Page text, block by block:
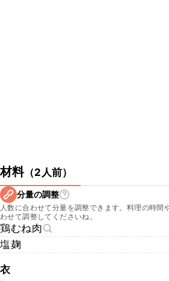
材料（2人前）
分量の調整
人数に合わせて分量を調整できます。料理の時間
わせて調整してくださいね。
鶏むね肉
塩麹
衣